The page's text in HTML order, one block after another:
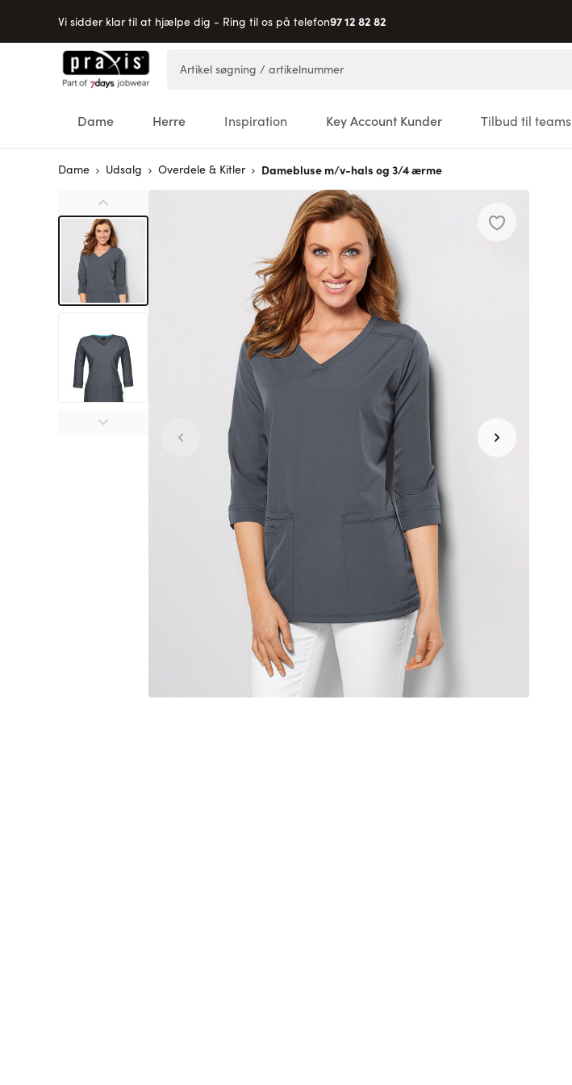
Vi sidder klar til at hjælpe dig - Ring til os på telefon97 12 82 82
Skip to Content
Dame Herre Inspiration Key Account Kunder Tilbud til teams
Dame Udsalg Overdele & Kitler Damebluse m/v-hals og 3/4 ærme